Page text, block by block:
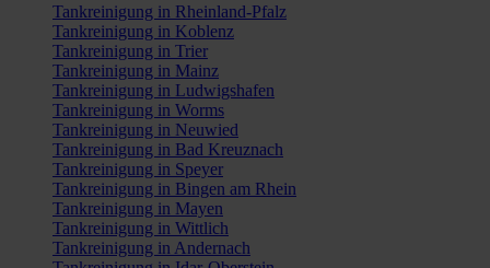
Tankreinigung in Rheinland-Pfalz
Tankreinigung in Koblenz
Tankreinigung in Trier
Tankreinigung in Mainz
Tankreinigung in Ludwigshafen
Tankreinigung in Worms
Tankreinigung in Neuwied
Tankreinigung in Bad Kreuznach
Tankreinigung in Speyer
Tankreinigung in Bingen am Rhein
Tankreinigung in Mayen
Tankreinigung in Wittlich
Tankreinigung in Andernach